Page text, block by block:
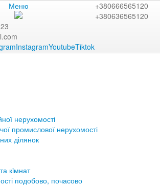
Меню
+380666565120
+380636565120
InstagramYoutubeTiktok
нерухомостi
промислової нерухомості
ділянок
кiмнат
подобово, почасово